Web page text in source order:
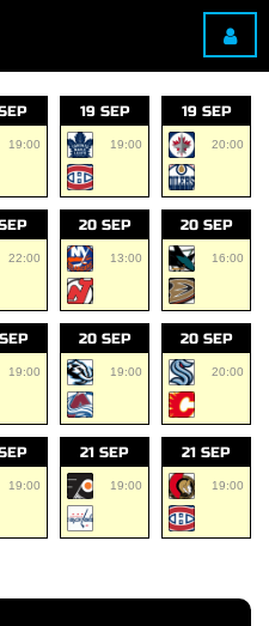
19:00
19 SEP
19:00
19 SEP
20:00
22:00
20 SEP
13:00
20 SEP
16:00
19:00
20 SEP
19:00
20 SEP
20:00
19:00
21 SEP
19:00
21 SEP
19:00